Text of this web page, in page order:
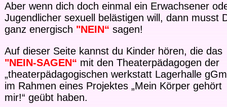
Aber wenn dich doch einmal ein Erwachsener
Jugendlicher sexuell belästigen will, dann musst
ganz energisch"NEIN“sagen!
Auf dieser Seite kannst du Kinder hören, die das
"NEIN-SAGEN“mit den Theaterpädagogen der
„theaterpädagogischen werkstatt Lagerhalle
im Rahmen eines Projektes „Mein Körper gehört
mir!“ geübt haben.